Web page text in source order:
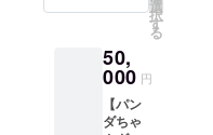
のメッ
・絵本
『門前
のパン
ダちゃ
ん』1冊
選
択
す
る
50,
000 円
【パン
ダちゃ